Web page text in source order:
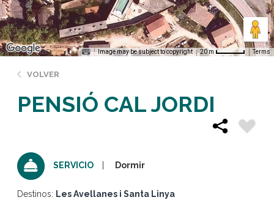
Image may be subject to copyright 20 m Terms
VOLVER
PENSIÓ CAL JORDI
SERVICIO Dormir
Destinos: Les Avellanes i Santa Linya